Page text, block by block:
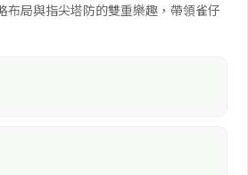
布局與指尖塔防的雙重樂趣，帶領雀仔